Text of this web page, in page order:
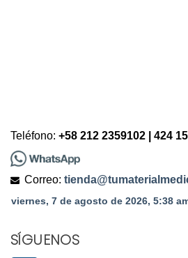
Teléfono: +58 212 2359102 | 424
Correo:
SÍGUENOS